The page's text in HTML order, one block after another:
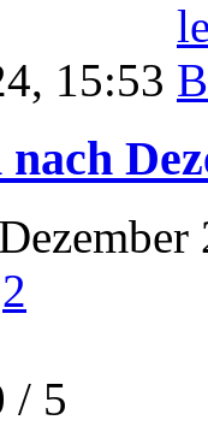
15:53
2
/ 5